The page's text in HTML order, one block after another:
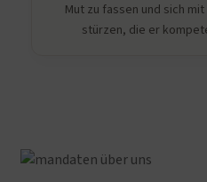
Mut zu fassen und sich
stürzen, die er